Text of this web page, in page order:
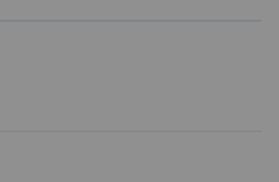
x 170 de ancho.
en una zona de comedor